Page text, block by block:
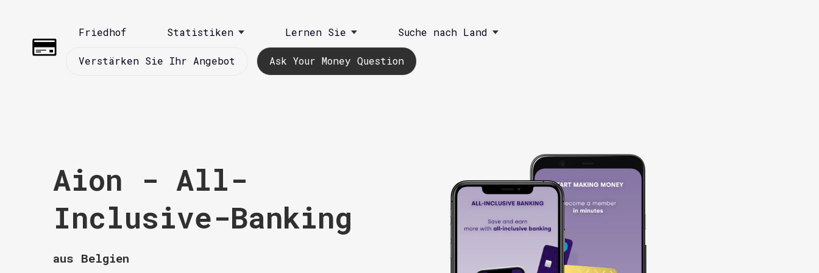
Friedhof Statistiken Lernen Sie Suche nach Land
Ask Your Money Question
Verstärken Sie Ihr Angebot
Aion - All-
Inclusive-Banking
aus Belgien